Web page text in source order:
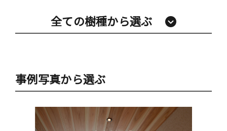
全ての樹種から選ぶ
事例写真から選ぶ